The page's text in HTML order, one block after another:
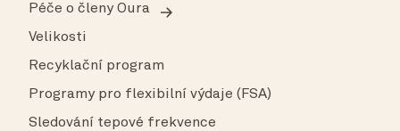
Péče o členy Oura
Velikosti
Recyklační program
Programy pro flexibilní výdaje (FSA)
Sledování tepové frekvence